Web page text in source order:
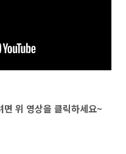
면 위 영상을 클릭하세요~